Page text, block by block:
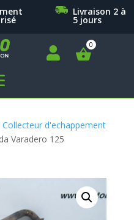
Livraison 2 à
5 jours

Collecteur d'echappement
Varadero 125